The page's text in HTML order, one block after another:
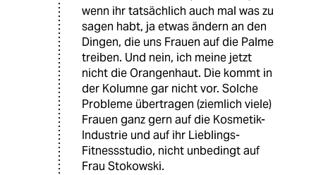
wenn ihr tatsächlich auch mal was zu
sagen habt, ja etwas ändern an den
Dingen, die uns Frauen auf die Palme
treiben. Und nein, ich meine jetzt
nicht die Orangenhaut. Die kommt in
der Kolumne gar nicht vor. Solche
Probleme übertragen (ziemlich viele)
Frauen ganz gern auf die Kosmetik-
Industrie und auf ihr Lieblings-
Fitnessstudio, nicht unbedingt auf
Frau Stokowski.